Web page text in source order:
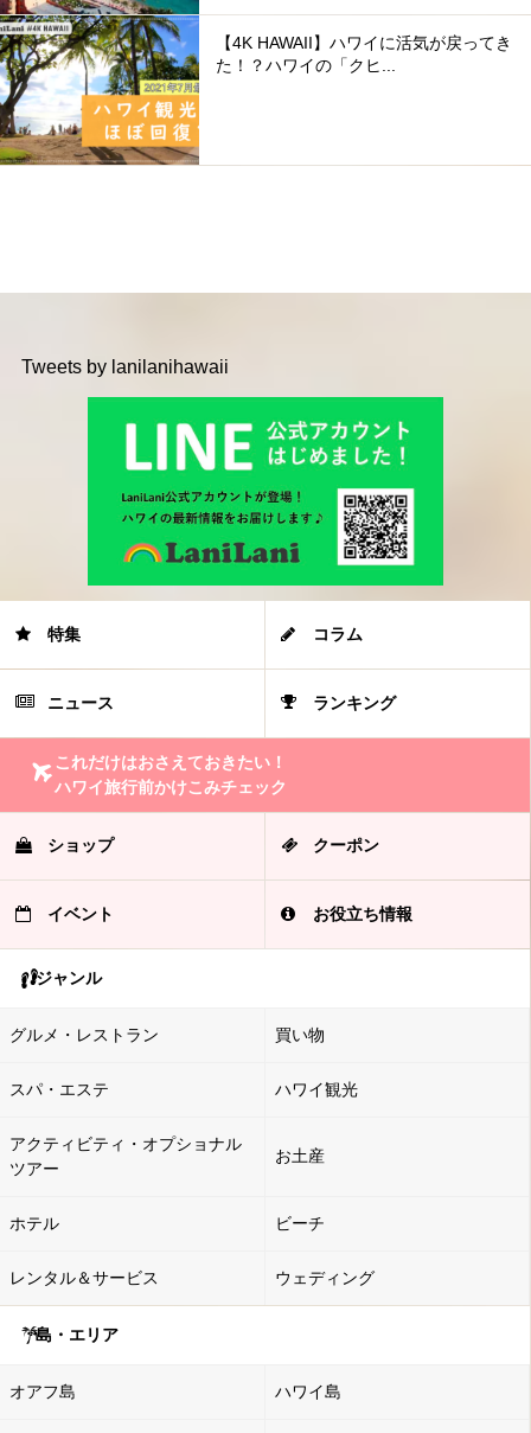
【4K HAWAII】ハワイに活気が戻ってき
た！？ハワイの「クヒ...
Tweets by lanilanihawaii
特集 コラム
ニュース ランキング
これだけはおさえておきたい！
ハワイ旅行前かけこみチェック
ショップ クーポン
イベント お役立ち情報
ジャンル
グルメ・レストラン 買い物
スパ・エステ ハワイ観光
アクティビティ・オプショナル
ツアー
お土産
ホテル ビーチ
レンタル＆サービス ウェディング
島・エリア
オアフ島 ハワイ島